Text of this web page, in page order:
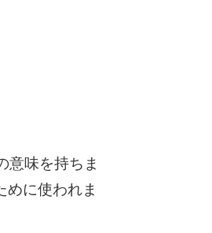
意味を持ちま
めに使われま